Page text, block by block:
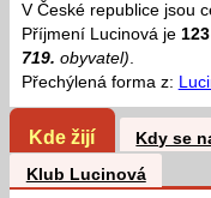
V České republice jsou
Příjmení Lucinová je
719. obyvatel).
Přechýlená forma z:
Kde žijí Kdy se
Klub Lucinová